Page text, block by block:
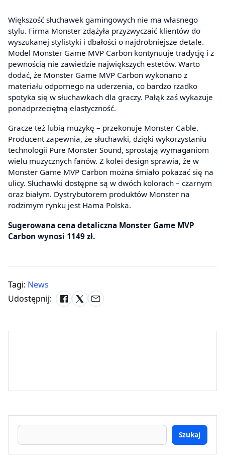
Większość słuchawek gamingowych nie ma własnego
stylu. Firma Monster zdążyła przyzwyczaić klientów do
wyszukanej stylistyki i dbałości o najdrobniejsze detale.
Model Monster Game MVP Carbon kontynuuje tradycję i z
pewnością nie zawiedzie największych estetów. Warto
dodać, że Monster Game MVP Carbon wykonano z
materiału odpornego na uderzenia, co bardzo rzadko
spotyka się w słuchawkach dla graczy. Pałąk zaś wykazuje
ponadprzeciętną elastyczność.
Gracze też lubią muzykę – przekonuje Monster Cable.
Producent zapewnia, że słuchawki, dzięki wykorzystaniu
technologii Pure Monster Sound, sprostają wymaganiom
wielu muzycznych fanów. Z kolei design sprawia, że w
Monster Game MVP Carbon można śmiało pokazać się na
ulicy. Słuchawki dostępne są w dwóch kolorach – czarnym
oraz białym. Dystrybutorem produktów Monster na
rodzimym rynku jest Hama Polska.
Sugerowana cena detaliczna Monster Game MVP
Carbon wynosi 1149 zł.
Tagi: News
Udostępnij:
Szukaj